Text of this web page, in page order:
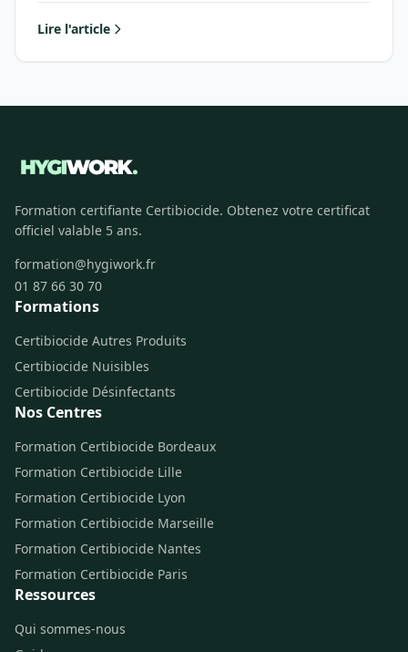
Lire l'article
Formation certifiante Certibiocide. Obtenez votre certificat
officiel valable 5 ans.
formation@hygiwork.fr
01 87 66 30 70
Formations
Certibiocide Autres Produits
Certibiocide Nuisibles
Certibiocide Désinfectants
Nos Centres
Formation Certibiocide Bordeaux
Formation Certibiocide Lille
Formation Certibiocide Lyon
Formation Certibiocide Marseille
Formation Certibiocide Nantes
Formation Certibiocide Paris
Ressources
Qui sommes-nous